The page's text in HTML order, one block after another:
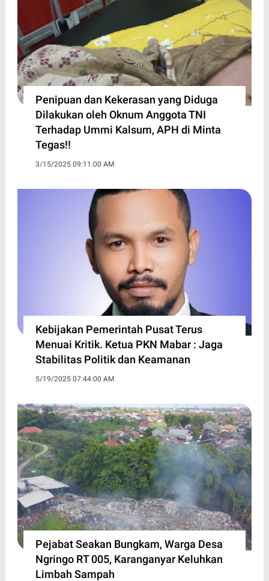
Penipuan dan Kekerasan yang Diduga
Dilakukan oleh Oknum Anggota TNI
Terhadap Ummi Kalsum, APH di Minta
Tegas!!
3/15/2025 09:11:00 AM
Kebijakan Pemerintah Pusat Terus
Menuai Kritik. Ketua PKN Mabar : Jaga
Stabilitas Politik dan Keamanan
5/19/2025 07:44:00 AM
Pejabat Seakan Bungkam, Warga Desa
Ngringo RT 005, Karanganyar Keluhkan
Limbah Sampah